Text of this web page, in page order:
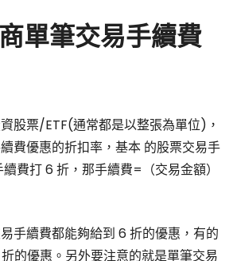
單筆交易手續費
股票/ETF(通常都是以整張為單位)，
費優惠的折扣率，基本 的股票交易手
費打 6 折，那手續費=（交易金額）
手續費都能夠給到 6 折的優惠，有的
的優惠。另外要注意的就是單筆交易